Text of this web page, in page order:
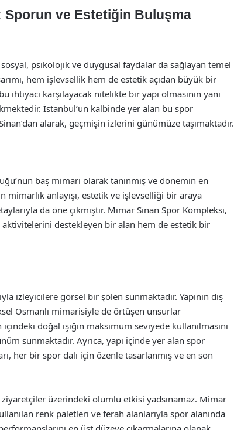
ve Estetiğin Buluşma
sosyal, psikolojik ve duygusal faydalar da sağlayan temel
hem işlevsellik hem de estetik açıdan büyük bir
karşılayacak nitelikte bir yapı olmasının yanı
İstanbul’un kalbinde yer alan bu spor
alarak, geçmişin izlerini günümüze taşımaktadır.
baş mimarı olarak tanınmış ve dönemin en
mimarlık anlayışı, estetik ve işlevselliği bir araya
da öne çıkmıştır. Mimar Sinan Spor Kompleksi,
destekleyen bir alan hem de estetik bir
izleyicilere görsel bir şölen sunmaktadır. Yapının dış
Osmanlı mimarisiyle de örtüşen unsurlar
doğal ışığın maksimum seviyede kullanılmasını
sunmaktadır. Ayrıca, yapı içinde yer alan spor
her bir spor dalı için özenle tasarlanmış ve en son
ziyaretçiler üzerindeki olumlu etkisi yadsınamaz. Mimar
renk paletleri ve ferah alanlarıyla spor alanında